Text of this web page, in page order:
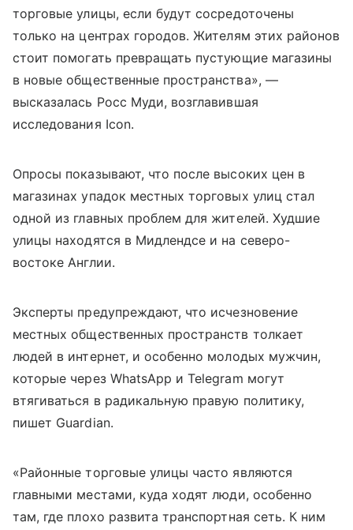
торговые улицы, если будут сосредоточены
только на центрах городов. Жителям этих районов
стоит помогать превращать пустующие магазины
в новые общественные пространства», —
высказалась Росс Муди, возглавившая
исследования Icon.
Опросы показывают, что после высоких цен в
магазинах упадок местных торговых улиц стал
одной из главных проблем для жителей. Худшие
улицы находятся в Мидлендсе и на северо-
востоке Англии.
Эксперты предупреждают, что исчезновение
местных общественных пространств толкает
людей в интернет, и особенно молодых мужчин,
которые через WhatsApp и Telegram могут
втягиваться в радикальную правую политику,
пишет Guardian.
«Районные торговые улицы часто являются
главными местами, куда ходят люди, особенно
там, где плохо развита транспортная сеть. К ним